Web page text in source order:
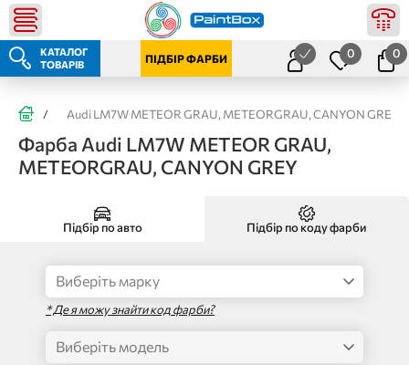
КАТАЛОГ
ТОВАРІВ
ПІДБІР ФАРБИ 0 0
/ Audi LM7W METEOR GRAU, METEORGRAU, CANYON GREY
Фарба Audi LM7W METEOR GRAU,
METEORGRAU, CANYON GREY
Підбір по авто Підбір по коду фарби
* Де я можу знайти код фарби?